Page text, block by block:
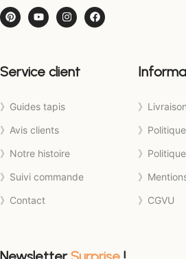
Service client
》Guides tapis
》Avis clients
》Notre histoire
》Suivi commande
》Contact
》
》
》
》
》CGVU